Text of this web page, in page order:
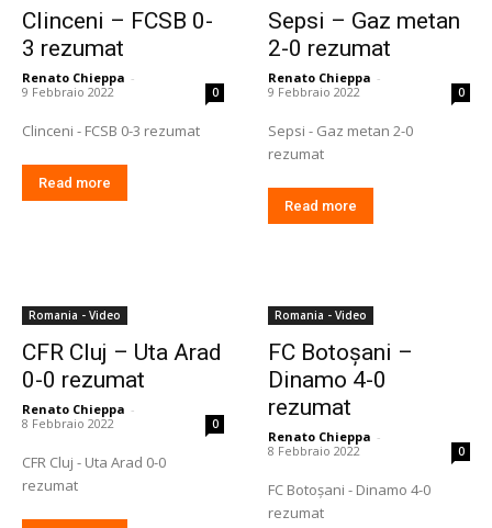
Clinceni – FCSB 0-
3 rezumat
Renato Chieppa -
9 Febbraio 2022
0
Clinceni - FCSB 0-3 rezumat
Read more
Sepsi – Gaz metan
2-0 rezumat
Renato Chieppa -
9 Febbraio 2022
0
Sepsi - Gaz metan 2-0
rezumat
Read more
Romania - Video
CFR Cluj – Uta Arad
0-0 rezumat
Renato Chieppa -
8 Febbraio 2022
0
CFR Cluj - Uta Arad 0-0
rezumat
Romania - Video
FC Botoșani –
Dinamo 4-0
rezumat
Renato Chieppa -
8 Febbraio 2022
0
FC Botoșani - Dinamo 4-0
rezumat